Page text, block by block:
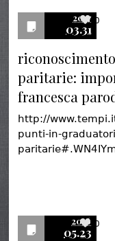
2017
03.31
0
paritarie:
francesca
http://
punti-in-
2016
05.23
0